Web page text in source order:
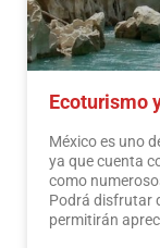
Ecoturismo
México es uno
ya que cuenta
como
Podrá disfrutar
permitirán